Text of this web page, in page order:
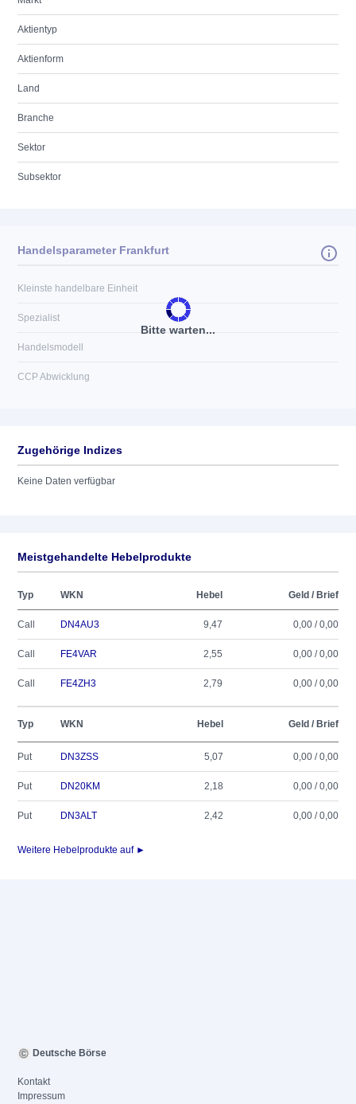
Aktientyp
Aktienform
Land
Branche
Sektor
Subsektor
Bitte warten...
Handelsparameter Frankfurt
Kleinste handelbare Einheit
Spezialist
Handelsmodell
CCP Abwicklung
Zugehörige Indizes
Keine Daten verfügbar
Meistgehandelte Hebelprodukte
Typ WKN Hebel Geld / Brief
Call DN4AU3 9,47 0,00 / 0,00
Call FE4VAR 2,55 0,00 / 0,00
Call FE4ZH3 2,79 0,00 / 0,00
Typ WKN Hebel Geld / Brief
Put DN3ZSS 5,07 0,00 / 0,00
Put DN20KM 2,18 0,00 / 0,00
Put DN3ALT 2,42 0,00 / 0,00
Weitere Hebelprodukte auf ►
Deutsche Börse
Kontakt
Impressum